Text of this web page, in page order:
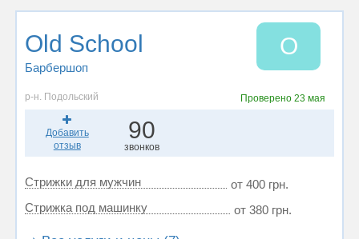
Old School
Барбершоп
O
р-н. Подольский Проверено 23 мая
Добавить
отзыв
90
звонков
Стрижки для мужчин
от 400 грн.
Стрижка под машинку
от 380 грн.